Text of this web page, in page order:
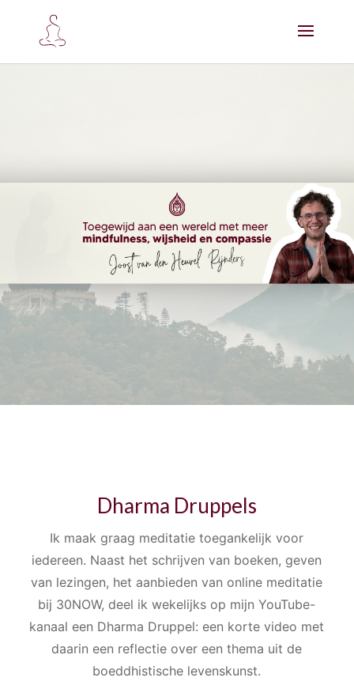
Dharma Druppels
Ik maak graag meditatie toegankelijk voor
iedereen. Naast het schrijven van boeken, geven
van lezingen, het aanbieden van online meditatie
bij 30NOW, deel ik wekelijks op mijn YouTube-
kanaal een Dharma Druppel: een korte video met
daarin een reflectie over een thema uit de
boeddhistische levenskunst.